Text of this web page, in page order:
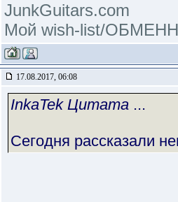
JunkGuitars.com
Мой wish-list/
17.08.2017, 06:08
InkaTek Цитата ...
Сегодня рассказали